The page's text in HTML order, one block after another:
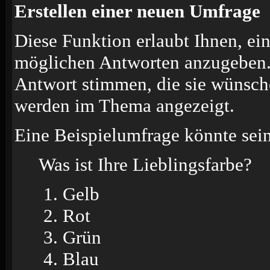
Erstellen einer neuen Umfrage
Diese Funktion erlaubt Ihnen,
möglichen Antworten
Antwort stimmen, die sie
werden im Thema angezeigt.
Eine Beispielumfrage könnte
Was ist Ihre Lieblingsfarbe?
Gelb
Rot
Grün
Blau